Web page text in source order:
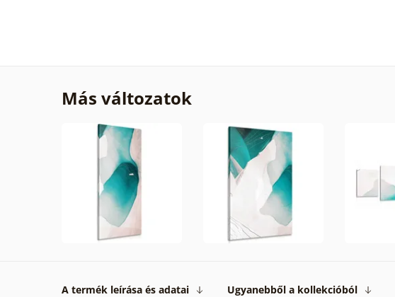
Más változatok
A termék leírása és adatai Ugyanebből a kollekcióból